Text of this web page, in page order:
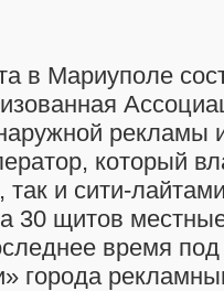
в Мариуполе
который
так и сити-
30 щитов
время
города